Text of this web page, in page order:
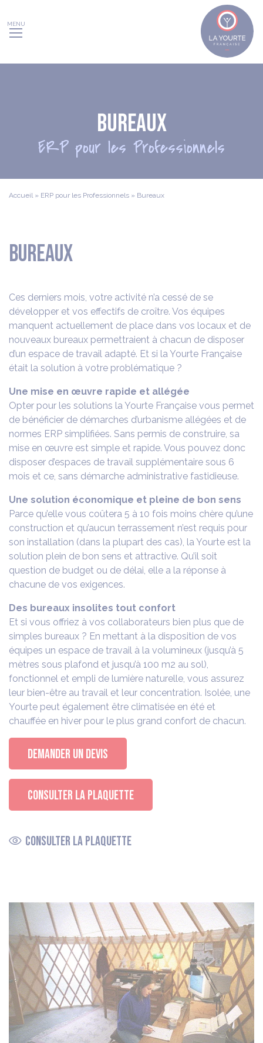
Bureaux
ERP pour les Professionnels
Accueil» ERP pour les Professionnels » Bureaux
Bureaux
Ces derniers mois, votre activité n’a cessé de se
développer et vos effectifs de croître. Vos équipes
manquent actuellement de place dans vos locaux et de
nouveaux bureaux permettraient à chacun de disposer
d’un espace de travail adapté. Et si la Yourte Française
était la solution à votre problématique ?
Une mise en œuvre rapide et allégée
Opter pour les solutions la Yourte Française vous permet
de bénéficier de démarches d’urbanisme allégées et de
normes ERP simplifiées. Sans permis de construire, sa
mise en œuvre est simple et rapide. Vous pouvez donc
disposer d’espaces de travail supplémentaire sous 6
mois et ce, sans démarche administrative fastidieuse.
Une solution économique et pleine de bon sens
Parce qu’elle vous coûtera 5 à 10 fois moins chère qu’une
construction et qu’aucun terrassement n’est requis pour
son installation (dans la plupart des cas), la Yourte est la
solution plein de bon sens et attractive. Qu’il soit
question de budget ou de délai, elle a la réponse à
chacune de vos exigences.
Des bureaux insolites tout confort
Et si vous offriez à vos collaborateurs bien plus que de
simples bureaux ? En mettant à la disposition de vos
équipes un espace de travail à la volumineux (jusqu’à 5
mètres sous plafond et jusqu’à 100 m2 au sol),
fonctionnel et empli de lumière naturelle, vous assurez
leur bien-être au travail et leur concentration. Isolée, une
Yourte peut également être climatisée en été et
chauffée en hiver pour le plus grand confort de chacun.
DEMANDER UN DEVIS
CONSULTER LA PLAQUETTE
Consulter la plaquette